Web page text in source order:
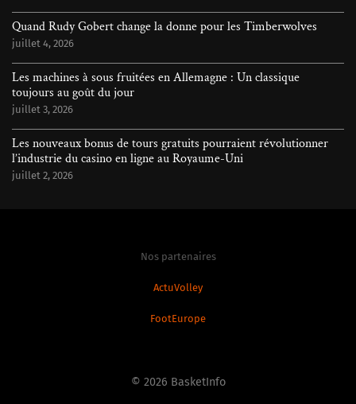
Quand Rudy Gobert change la donne pour les Timberwolves
juillet 4, 2026
Les machines à sous fruitées en Allemagne : Un classique
toujours au goût du jour
juillet 3, 2026
Les nouveaux bonus de tours gratuits pourraient révolutionner
l’industrie du casino en ligne au Royaume-Uni
juillet 2, 2026
Nos partenaires
ActuVolley
FootEurope
© 2026 BasketInfo